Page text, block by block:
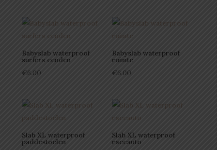
Babyslab waterproof
surfers eenden
€6.00
Babyslab waterproof
ruimte
€6.00
Slab XL waterproof
paddestoelen
Slab XL waterproof
raceauto